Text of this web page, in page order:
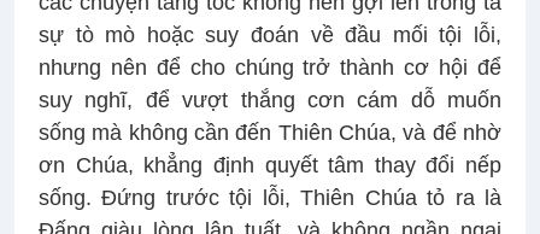
sự tò mò hoặc suy đoán về đầu mối tội lỗi,
nhưng nên để cho chúng trở thành cơ hội để
suy nghĩ, để vượt thắng cơn cám dỗ muốn
sống mà không cần đến Thiên Chúa, và để nhờ
ơn Chúa, khẳng định quyết tâm thay đổi nếp
sống. Đứng trước tội lỗi, Thiên Chúa tỏ ra là